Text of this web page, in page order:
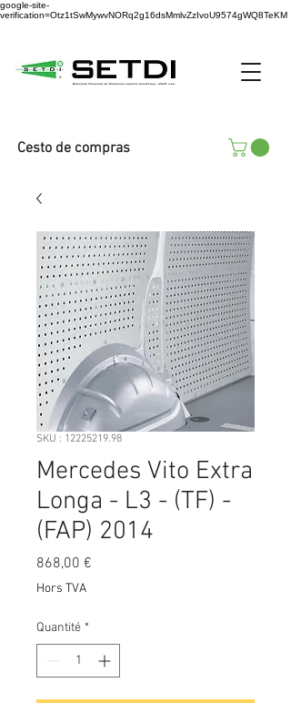
google-site-
verification=Otz1tSwMywvNORq2g16dsMmlvZzIvoU9574gWQ8TeKM
Cesto de compras
SKU : 12225219.98
Mercedes Vito Extra
Longa - L3 - (TF) -
(FAP) 2014
868,00 €
Hors TVA
Quantité *